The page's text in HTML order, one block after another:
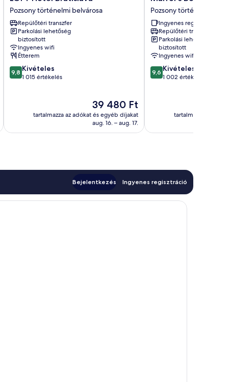
Hotel
Bratislava
Pozsony
történelmi
belvárosa
Pozsony történelmi belvárosa
Repülőtéri transzfer
Parkolási lehetőség
biztosított
Ingyenes wifi
Étterem
9.8
ennyiből:
értékelés
9,8 Kivételes
1 015 értékelés
Az
ár
39 480 Ft
39 480 Ft
tartalmazza az adókat és egyéb díjakat
aug. 16. – aug. 17.
Boutique
Hotel
Pozsony
történelmi
belvárosa
Pozsony történelmi
Ingyenes reggeli
Repülőtéri transzfer
Parkolási lehetőség
biztosított
Ingyenes wifi
9.6
ennyiből:
értékelés
9,6 Kivételes
1 002 értékelés
tartalmazza az
Bejelentkezés Ingyenes regisztráció